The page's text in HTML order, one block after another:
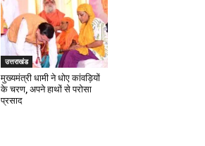
उत्तराखंड
मुख्यमंत्री धामी ने धोए कांवड़ियों
के चरण, अपने हाथों से परोसा
प्रसाद